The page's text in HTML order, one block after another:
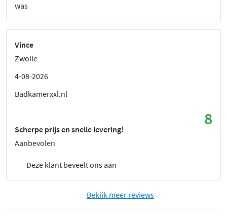
was
Vince
Zwolle
4-08-2026
Badkamerxxl.nl
8
Scherpe prijs en snelle levering!
Aanbevolen
Deze klant beveelt ons aan
Bekijk meer reviews